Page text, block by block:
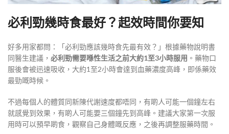
必利勁幾時食最好？起效時間你要知
好多用家都問：「必利勁應該幾時食先最有效？」根據藥物說明書
同醫生建議， 必利勁需要喺性生活之前大約1至3小時服用 。藥物口
服後會被迅速吸收，大約1至2小時會達到血藥濃度高峰，即係藥效
最勁嘅時候 。
不過每個人的體質同新陳代謝速度都唔同，有啲人可能一個鐘左右
就感覺到效果，有啲人可能要三個鐘先到高峰 。建議大家第一次服
用時可以預早啲食，觀察自己身體嘅反應，之後再調整服藥時間。